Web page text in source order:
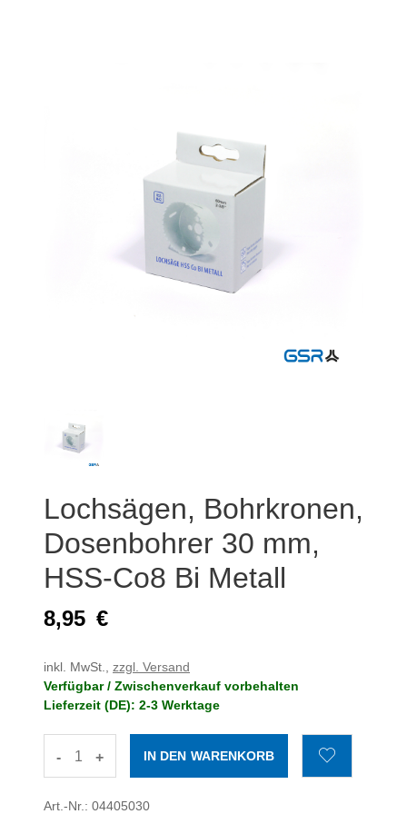
Lochsägen, Bohrkronen,
Dosenbohrer 30 mm,
HSS-Co8 Bi Metall
8,95 €
inkl. MwSt., zzgl. Versand
Verfügbar / Zwischenverkauf vorbehalten
Lieferzeit (DE): 2-3 Werktage
- +
Art.-Nr.: 04405030